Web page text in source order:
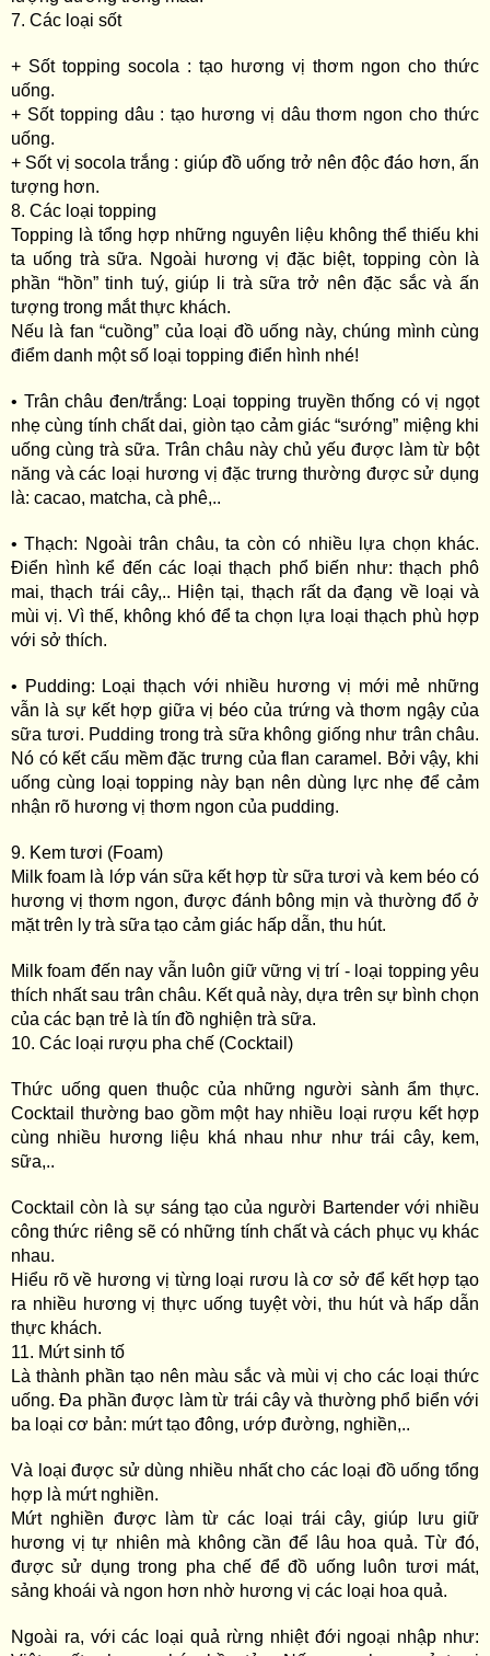
7. Các loại sốt
+ Sốt topping socola : tạo hương vị thơm ngon cho thức
uống.
+ Sốt topping dâu : tạo hương vị dâu thơm ngon cho thức
uống.
+ Sốt vị socola trắng : giúp đồ uống trở nên độc đáo hơn, ấn
tượng hơn.
8. Các loại topping
Topping là tổng hợp những nguyên liệu không thể thiếu khi
ta uống trà sữa. Ngoài hương vị đặc biệt, topping còn là
phần “hồn” tinh tuý, giúp li trà sữa trở nên đặc sắc và ấn
tượng trong mắt thực khách.
Nếu là fan “cuồng” của loại đồ uống này, chúng mình cùng
điểm danh một số loại topping điển hình nhé!
• Trân châu đen/trắng: Loại topping truyền thống có vị ngọt
nhẹ cùng tính chất dai, giòn tạo cảm giác “sướng” miệng khi
uống cùng trà sữa. Trân châu này chủ yếu được làm từ bột
năng và các loại hương vị đặc trưng thường được sử dụng
là: cacao, matcha, cà phê,..
• Thạch: Ngoài trân châu, ta còn có nhiều lựa chọn khác.
Điển hình kể đến các loại thạch phổ biến như: thạch phô
mai, thạch trái cây,.. Hiện tại, thạch rất da đạng về loại và
mùi vị. Vì thế, không khó để ta chọn lựa loại thạch phù hợp
với sở thích.
• Pudding: Loại thạch với nhiều hương vị mới mẻ những
vẫn là sự kết hợp giữa vị béo của trứng và thơm ngậy của
sữa tươi. Pudding trong trà sữa không giống như trân châu.
Nó có kết cấu mềm đặc trưng của flan caramel. Bởi vậy, khi
uống cùng loại topping này bạn nên dùng lực nhẹ để cảm
nhận rõ hương vị thơm ngon của pudding.
9. Kem tươi (Foam)
Milk foam là lớp ván sữa kết hợp từ sữa tươi và kem béo có
hương vị thơm ngon, được đánh bông mịn và thường đổ ở
mặt trên ly trà sữa tạo cảm giác hấp dẫn, thu hút.
Milk foam đến nay vẫn luôn giữ vững vị trí - loại topping yêu
thích nhất sau trân châu. Kết quả này, dựa trên sự bình chọn
của các bạn trẻ là tín đồ nghiện trà sữa.
10. Các loại rượu pha chế (Cocktail)
Thức uống quen thuộc của những người sành ẩm thực.
Cocktail thường bao gồm một hay nhiều loại rượu kết hợp
cùng nhiều hương liệu khá nhau như như trái cây, kem,
sữa,..
Cocktail còn là sự sáng tạo của người Bartender với nhiều
công thức riêng sẽ có những tính chất và cách phục vụ khác
nhau.
Hiểu rõ về hương vị từng loại rươu là cơ sở để kết hợp tạo
ra nhiều hương vị thực uống tuyệt vời, thu hút và hấp dẫn
thực khách.
11. Mứt sinh tố
Là thành phần tạo nên màu sắc và mùi vị cho các loại thức
uống. Đa phần được làm từ trái cây và thường phổ biển với
ba loại cơ bản: mứt tạo đông, ướp đường, nghiền,..
Và loại được sử dùng nhiều nhất cho các loại đồ uống tổng
hợp là mứt nghiền.
Mứt nghiền được làm từ các loại trái cây, giúp lưu giữ
hương vị tự nhiên mà không cần để lâu hoa quả. Từ đó,
được sử dụng trong pha chế để đồ uống luôn tươi mát,
sảng khoái và ngon hơn nhờ hương vị các loại hoa quả.
Ngoài ra, với các loại quả rừng nhiệt đới ngoại nhập như: